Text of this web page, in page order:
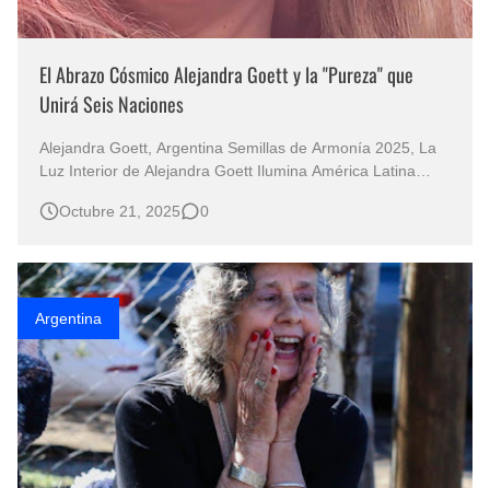
El Abrazo Cósmico Alejandra Goett y la "Pureza" que
Unirá Seis Naciones
Alejandra Goett, Argentina Semillas de Armonía 2025, La
Luz Interior de Alejandra Goett Ilumina América Latina
Arte En un mundo que a menudo se define por sus
lenguaje común, esa …
Octubre 21, 2025 0
Argentina